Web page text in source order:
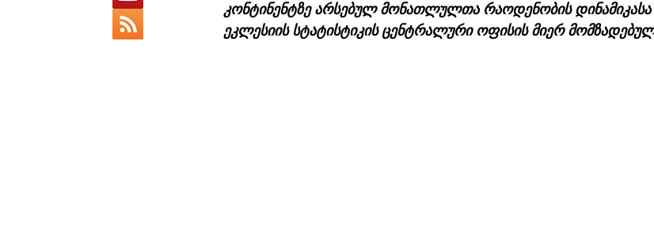
კონტინენტზე არსებულ მონათლულთა რაოდენობის
ეკლესიის სტატისტიკის ცენტრალური ოფისის მიერ